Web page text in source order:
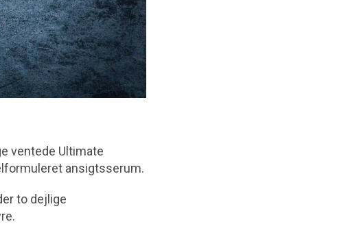
ventede Ultimate
ansigtsserum.
to dejlige